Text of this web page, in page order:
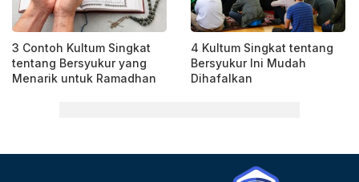
3 Contoh Kultum Singkat
tentang Bersyukur yang
Menarik untuk Ramadhan
4 Kultum Singkat tentang
Bersyukur Ini Mudah
Dihafalkan